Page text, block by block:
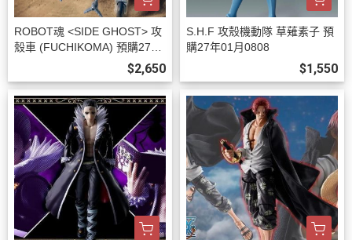
ROBOT魂 <SIDE GHOST> 攻
殼車 (FUCHIKOMA) 預購27年
$2,650
S.H.F 攻殼機動隊 草薙素子 預
購27年01月0808
$1,550